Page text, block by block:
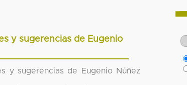
y sugerencias de Eugenio
y sugerencias de Eugenio Núñez